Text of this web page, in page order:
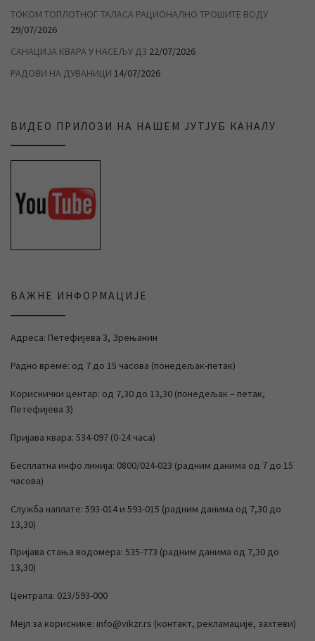
ТОКОМ ТОПЛОТНОГ ТАЛАСА РАЦИОНАЛНО ТРОШИТЕ ВОДУ
29/07/2026
САНАЦИЈА КВАРА У НАСЕЉУ Д3 22/07/2026
РАДОВИ НА ДУВАНИЦИ 14/07/2026
ВИДЕО ПРИЛОЗИ НА НАШЕМ ЈУТЈУБ КАНАЛУ
ВАЖНЕ ИНФОРМАЦИЈЕ
Адреса: Петефијева 3, Зрењанин
Радно време: од 7 до 15 часова (понедељак-петак)
Кориснички центар: од 7,30 до 13,30 (понедељак – петак,
Петефијева 3)
Пријава квара: 534-097 (0-24 часа)
Бесплатна инфо линија: 0800/024-023 (радним данима од 7 до 15
часова)
Служба наплате: 593-014 и 593-015 (радним данима од 7,30 до
13,30)
Пријава стања водомера: 535-773 (радним данима од 7,30 до
13,30)
Централа: 023/593-000
Мејл за кориснике: info@vikzr.rs (контакт, рекламације, захтеви)